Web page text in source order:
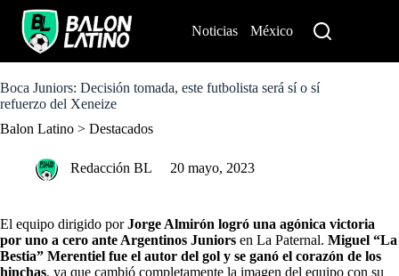
o
c
n
Noticias México
Boca Juniors: Decisión tomada, este futbolista será sí o sí
refuerzo del Xeneize
Balon Latino > Destacados
Redacción BL 20 mayo, 2023
El equipo dirigido porJorge Almirón logró una agónica victoria
por uno a cero ante Argentinos Juniors en La Paternal. Miguel “La
Bestia” Merentiel fue el autor del gol y se ganó el corazón de los
hinchas, ya que cambió completamente la imagen del equipo con su